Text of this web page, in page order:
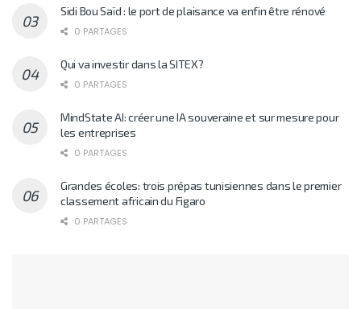
Sidi Bou Saïd : le port de plaisance va enfin être rénové
0 PARTAGES
Qui va investir dans la SITEX?
0 PARTAGES
MindState AI: créer une IA souveraine et sur mesure pour
les entreprises
0 PARTAGES
Grandes écoles: trois prépas tunisiennes dans le premier
classement africain du Figaro
0 PARTAGES